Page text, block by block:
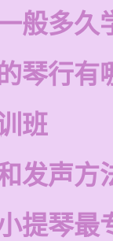
般多久
琴行有
班
发声方
提琴最